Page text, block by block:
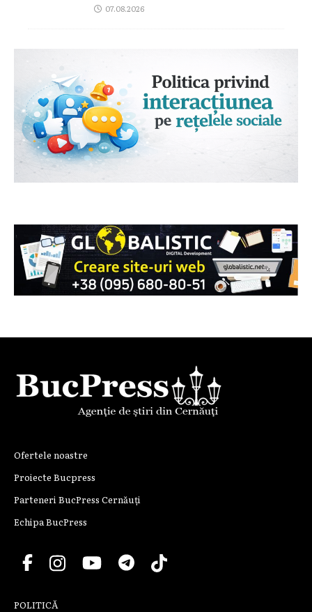
07.08.2026
Ofertele noastre
Proiecte Bucpress
Parteneri BucPress Cernăuți
Echipa BucPress
POLITICĂ